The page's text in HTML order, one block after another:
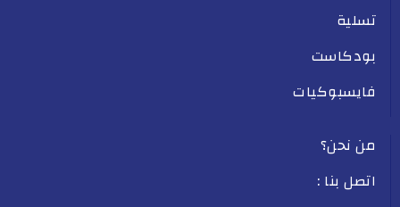
تسلية
بودكاست
فايسبوكيات
من نحن؟
اتصل بنا :